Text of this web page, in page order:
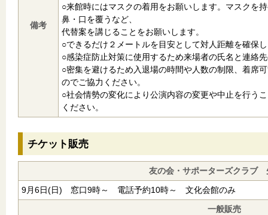
備考
○来館時にはマスクの着用をお願いします。マスクを
鼻・口を覆うなど、
代替案を講じることをお願いします。
○できるだけ２メートルを目安として対人距離を確保
○感染症防止対策に使用するため来場者の氏名と連絡
○密集を避けるため入退場の時間や人数の制限、着席
のでご協力ください。
○社会情勢の変化により公演内容の変更や中止を行う
ください。
チケット販売
友の会・サポーターズクラブ
9月6日(日) 窓口9時～ 電話予約10時～ 文化会館のみ
一般販売